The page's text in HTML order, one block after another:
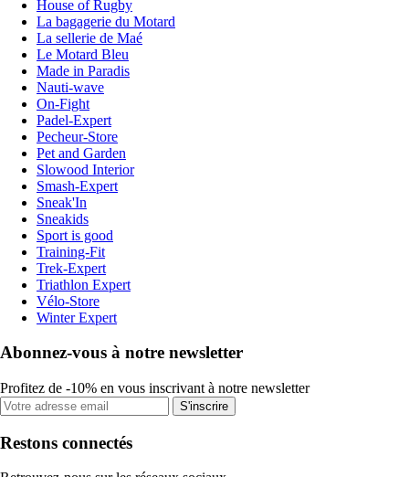
House of Rugby
La bagagerie du Motard
La sellerie de Maé
Le Motard Bleu
Made in Paradis
Nauti-wave
On-Fight
Padel-Expert
Pecheur-Store
Pet and Garden
Slowood Interior
Smash-Expert
Sneak'In
Sneakids
Sport is good
Training-Fit
Trek-Expert
Triathlon Expert
Vélo-Store
Winter Expert
Abonnez-vous à notre newsletter
Profitez de -10% en vous inscrivant à notre newsletter
S'inscrire
Restons connectés